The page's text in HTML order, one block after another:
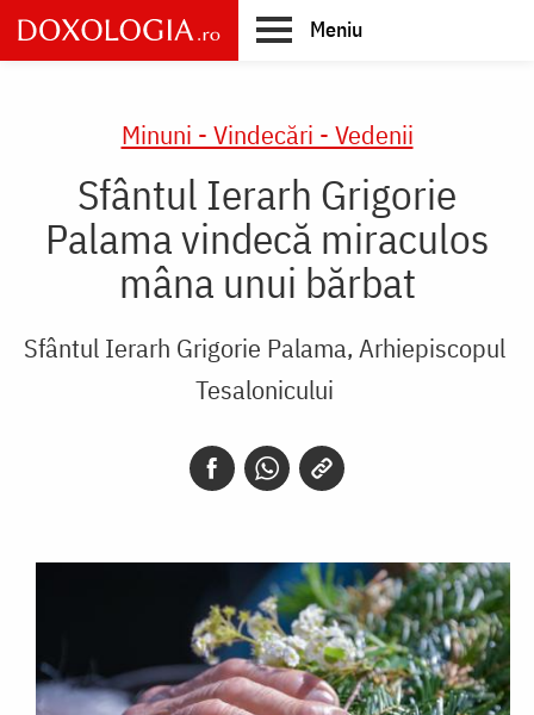
Skip
to
main
Meniu
Minuni - Vindecări - Vedenii
Sfântul Ierarh Grigorie
Palama vindecă miraculos
mâna unui bărbat
Sfântul Ierarh Grigorie Palama, Arhiepiscopul
Tesalonicului